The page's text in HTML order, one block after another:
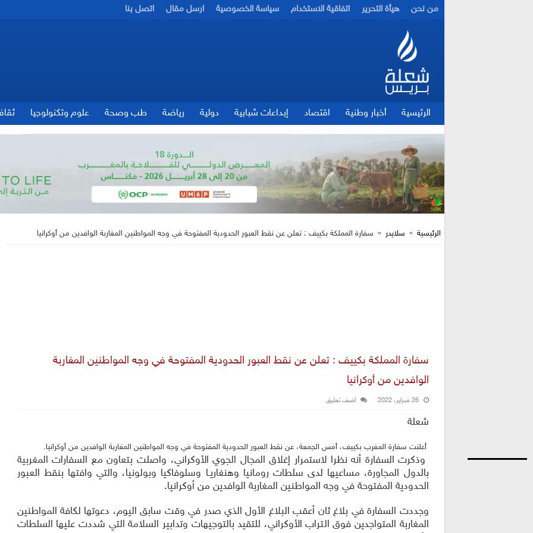
من نحن هيأة التحرير اتفاقية الاستخدام سياسة الخصوصية ارسل مقال اتصل بنا
الرئيسية أخبار وطنية اقتصاد إبداعات شبابية دولية رياضة طب وصحة علوم وتكنولوجيا
الرئيسية » سلايدر » سفارة المملكة بكييف : تعلن عن نقط العبور الحدودية المفتوحة في وجه المواطنين المغاربة الوافدين من أوكرانيا
سفارة المملكة بكييف : تعلن عن نقط العبور الحدودية المفتوحة في وجه المواطنين المغاربة
الوافدين من أوكرانيا
26 فبراير، 2022 اضف تعليق
شعلة
أعلنت سفارة المغرب بكييف، أمس الجمعة، عن نقط العبور الحدودية المفتوحة في وجه المواطنين المغاربة الوافدين من أوكرانيا.
وذكرت السفارة أنه نظرا لاستمرار إغلاق المجال الجوي الأوكراني، واصلت بتعاون مع السفارات المغربية
بالدول المجاورة، مساعيها لدى سلطات رومانيا وهنغاريـا وسلوفاكيا وبولونيا، والتي وافتها بنقط العبور
الحدودية المفتوحة في وجه المواطنين المغاربة الوافدين من أوكرانيا.
وجددت السفارة في بلاغ ثان أعقب البلاغ الأول الذي صدر في وقت سابق اليوم، دعوتها لكافة المواطنين
المغاربة المتواجدين فوق التراب الأوكراني، للتقيد بالتوجيهات وتدابير السلامة التي شددت عليها السلطات